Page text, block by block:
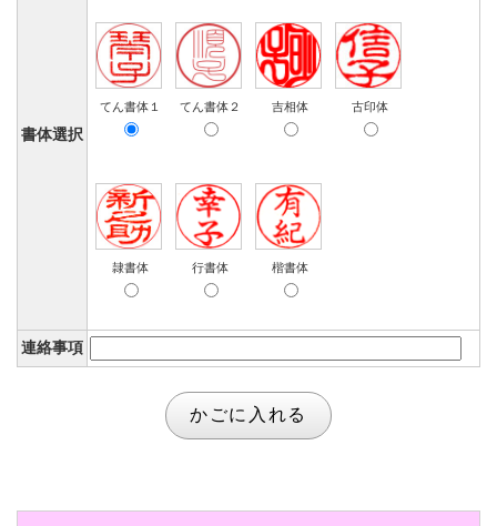
書体選択
てん書体１ てん書体２ 吉相体 古印体
隷書体 行書体 楷書体
連絡事項